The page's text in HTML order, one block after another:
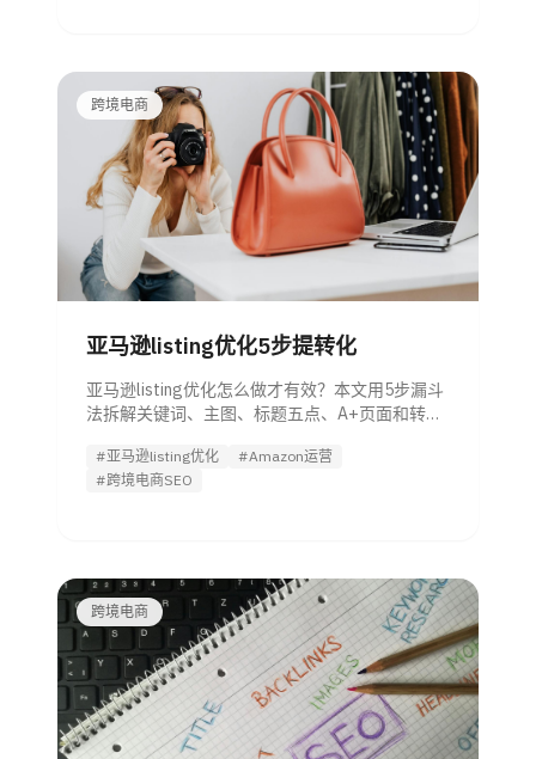
跨境电商
亚马逊listing优化5步提转化
亚马逊listing优化怎么做才有效？本文用5步漏斗
法拆解关键词、主图、标题五点、A+页面和转化
#亚马逊listing优化
#Amazon运营
#跨境电商SEO
跨境电商